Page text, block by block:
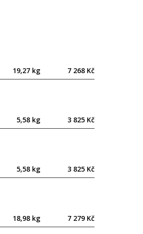
19,27 kg 7 268 Kč
5,58 kg 3 825 Kč
5,58 kg 3 825 Kč
18,98 kg 7 279 Kč